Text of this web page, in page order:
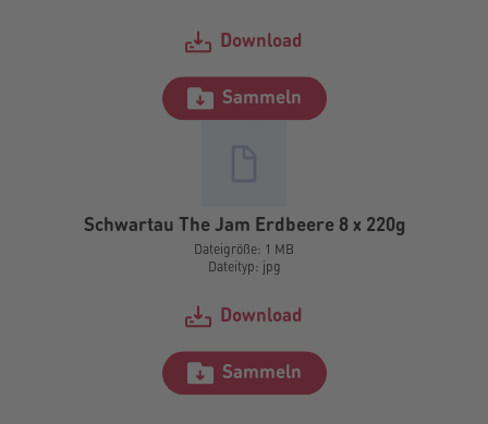
Download
Sammeln
Schwartau The Jam Erdbeere 8 x 220g
Dateigröße: 1 MB
Dateityp: jpg
Download
Sammeln